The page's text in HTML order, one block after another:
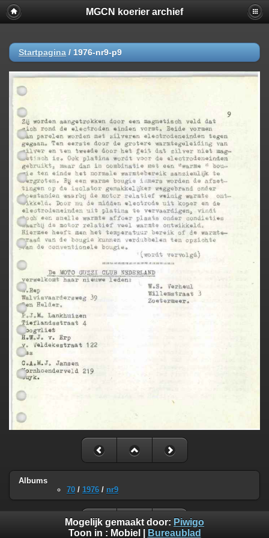
MGCN koerier archief
Startpagina / 1976-nr9-p9
Albums
70 / 1976 / nr9
Mogelijk gemaakt door: Piwigo
Toon in : Mobiel Bureaublad